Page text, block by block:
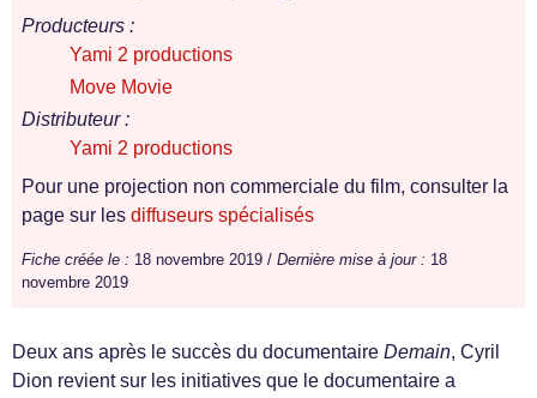
Producteurs :
Yami 2 productions
Move Movie
Distributeur :
Yami 2 productions
Pour une projection non commerciale du film, consulter la
page sur les diffuseurs spécialisés
Fiche créée le : 18 novembre 2019 / Dernière mise à jour : 18
novembre 2019
Deux ans après le succès du documentaire Demain, Cyril
Dion revient sur les initiatives que le documentaire a